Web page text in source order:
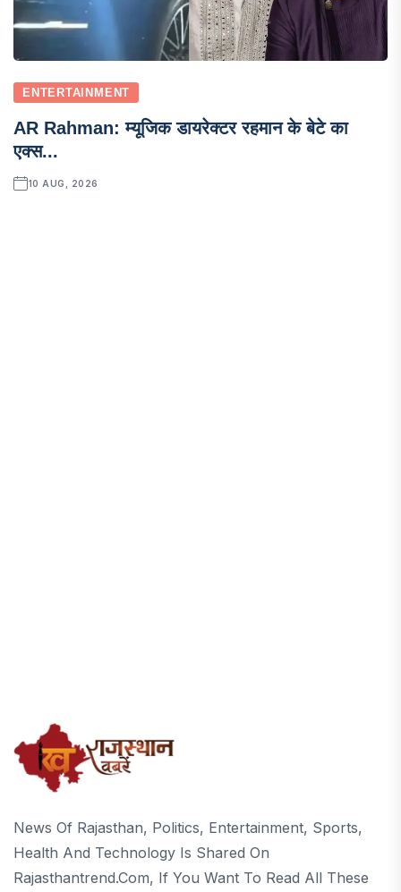
ENTERTAINMENT
AR Rahman: म्यूजिक डायरेक्टर रहमान के बेटे का
एक्स...
10 AUG, 2026
News Of Rajasthan, Politics, Entertainment, Sports,
Health And Technology Is Shared On
Rajasthantrend.com, If You Want To Read All These